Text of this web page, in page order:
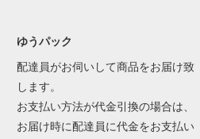
ゆうパック
配達員がお伺いして商品をお届け致
します。
お支払い方法が代金引換の場合は、
お届け時に配達員に代金をお支払い